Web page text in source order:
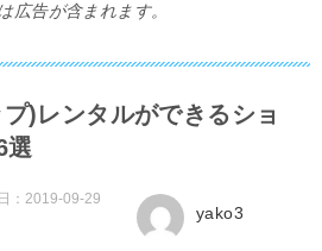
広告が含まれます。
)レンタルができるショ
選
： 2019-09-29
yako3